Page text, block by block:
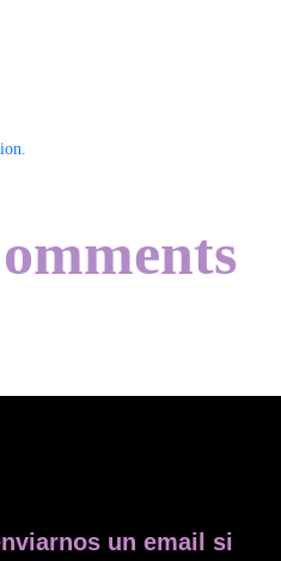
un email si